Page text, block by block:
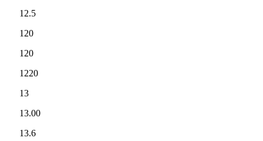
12.5
120
120
1220
13
13.00
13.6